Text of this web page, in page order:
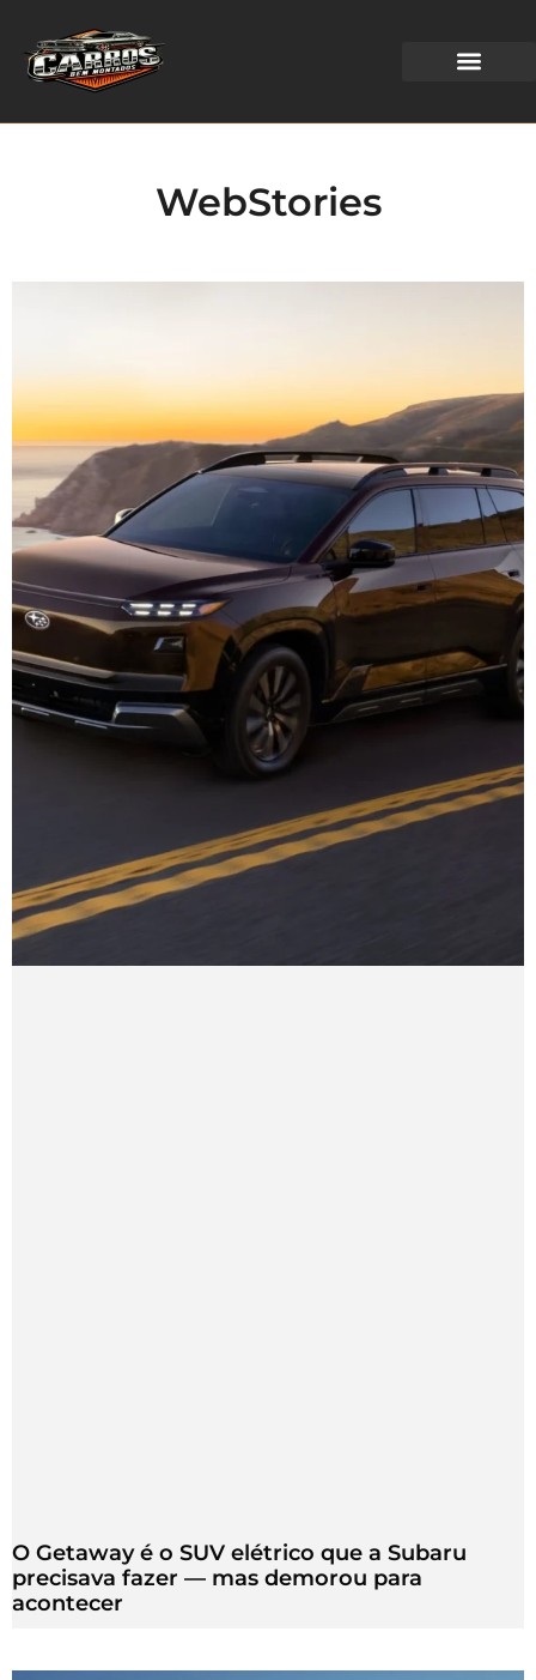
WebStories
O Getaway é o SUV elétrico que a Subaru
precisava fazer — mas demorou para
acontecer